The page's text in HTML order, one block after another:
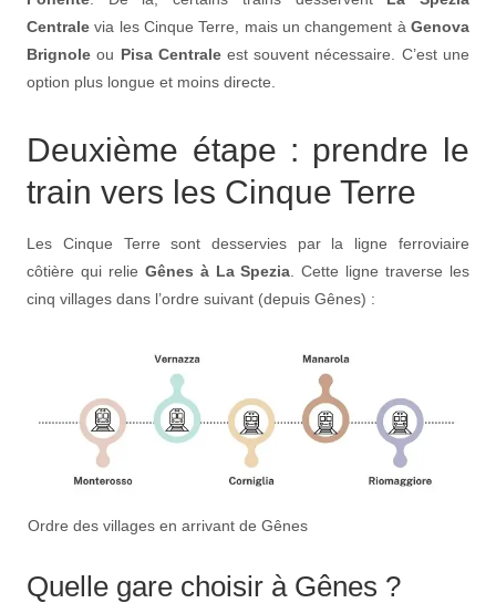
Centrale via les Cinque Terre, mais un changement à Genova
Brignole ou Pisa Centraleest souvent nécessaire. C’est une
option plus longue et moins directe.
Deuxième étape : prendre le
train vers les Cinque Terre
Les Cinque Terre sont desservies par la ligne ferroviaire
côtière qui relie Gênes à La Spezia . Cette ligne traverse les
cinq villages dans l’ordre suivant (depuis Gênes) :
Ordre des villages en arrivant de Gênes
Quelle gare choisir à Gênes ?